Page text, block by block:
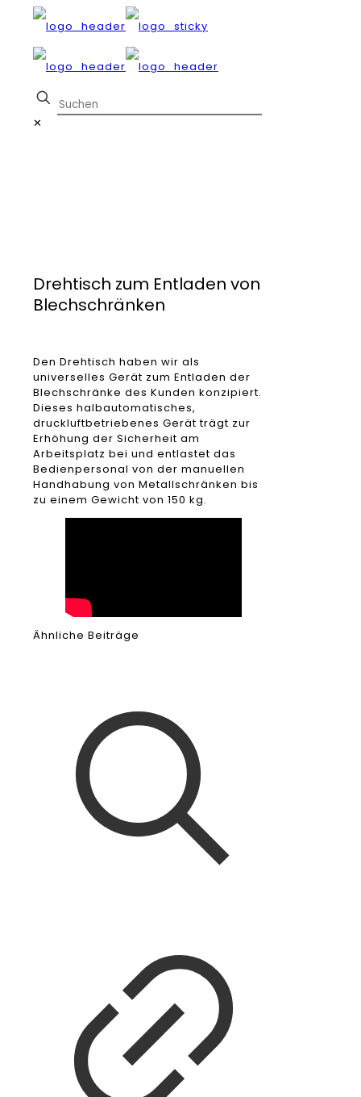
✕
Drehtisch zum Entladen von
Blechschränken
Den Drehtisch haben wir als
universelles Gerät zum Entladen der
Blechschränke des Kunden konzipiert.
Dieses halbautomatisches,
druckluftbetriebenes Gerät trägt zur
Erhöhung der Sicherheit am
Arbeitsplatz bei und entlastet das
Bedienpersonal von der manuellen
Handhabung von Metallschränken bis
zu einem Gewicht von 150 kg.
Ähnliche Beiträge